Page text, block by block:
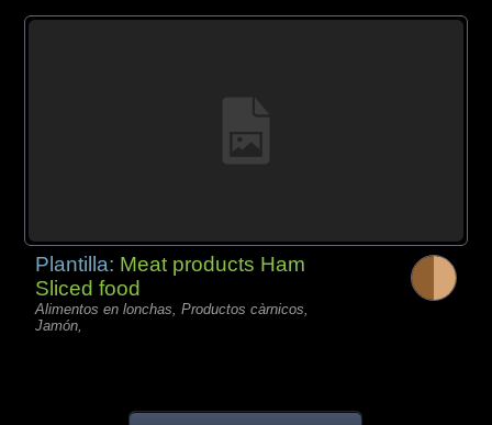
Plantilla: Meat products Ham
Sliced food
Alimentos en lonchas, Productos càrnicos,
Jamón,